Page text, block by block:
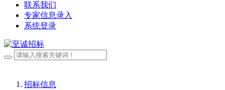
联系我们
专家信息录入
系统登录
招标信息